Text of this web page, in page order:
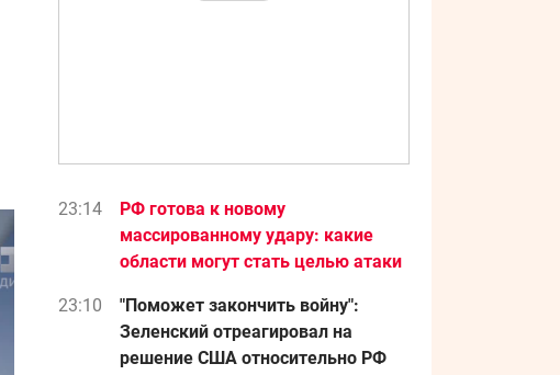
23:14
РФ готова к новому
массированному удару: какие
области могут стать целью атаки
23:10
"Поможет закончить войну":
Зеленский отреагировал на
решение США относительно РФ